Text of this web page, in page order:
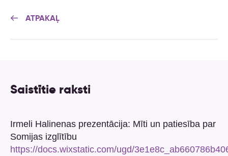
ATPAKAĻ
Saistītie raksti
Irmeli Halinenas prezentācija: Mīti un patiesība par
Somijas izglītību
https://docs.wixstatic.com/ugd/